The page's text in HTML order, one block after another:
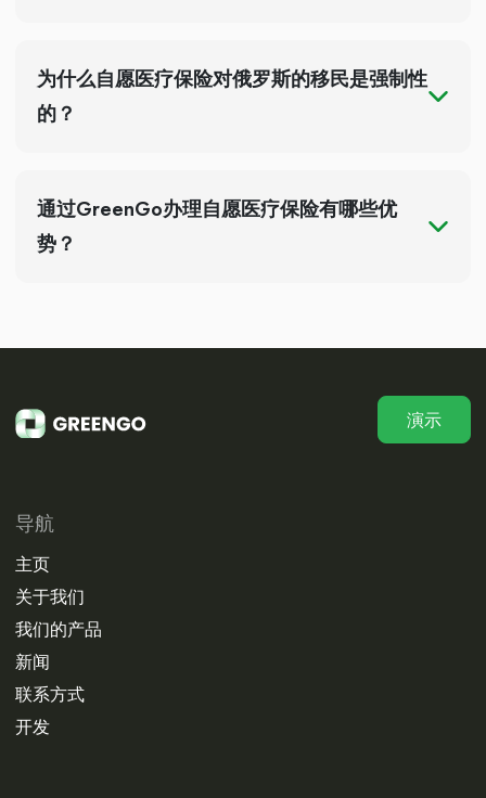
为什么自愿医疗保险对俄罗斯的移民是强制性
的？
通过GreenGo办理自愿医疗保险有哪些优
势？
演示
导航
主页
关于我们
我们的产品
新闻
联系方式
开发